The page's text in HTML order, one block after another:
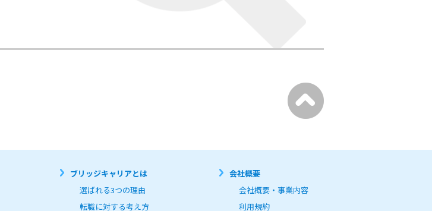
ブリッジキャリアとは
選ばれる3つの理由
転職に対する考え方
会社概要
会社概要・事業内容
利用規約